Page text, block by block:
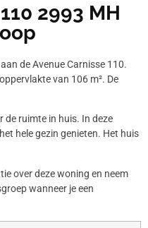
2993 MH
de Avenue Carnisse 110.
van 106 m². De
de ruimte in huis. In deze
hele gezin genieten. Het huis
over deze woning en neem
wanneer je een